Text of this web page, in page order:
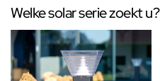
Welke solar serie zoekt u?